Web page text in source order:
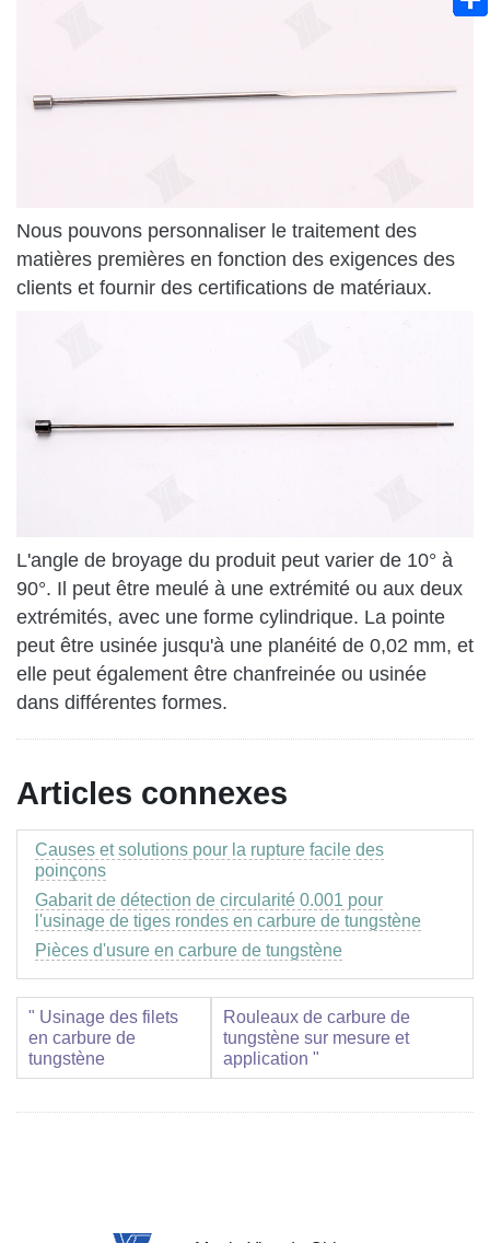
Nous pouvons personnaliser le traitement des
matières premières en fonction des exigences des
clients et fournir des certifications de matériaux.
L'angle de broyage du produit peut varier de 10° à
90°. Il peut être meulé à une extrémité ou aux deux
extrémités, avec une forme cylindrique. La pointe
peut être usinée jusqu'à une planéité de 0,02 mm, et
elle peut également être chanfreinée ou usinée
dans différentes formes.
Articles connexes
Causes et solutions pour la rupture facile des
poinçons
Gabarit de détection de circularité 0.001 pour
l'usinage de tiges rondes en carbure de tungstène
Pièces d'usure en carbure de tungstène
" Usinage des filets
en carbure de
tungstène
Rouleaux de carbure de
tungstène sur mesure et
application "